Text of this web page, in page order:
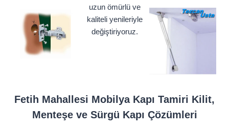
uzun ömürlü ve
kaliteli yenileriyle
değiştiriyoruz.
Fetih Mahallesi Mobilya Kapı Tamiri Kilit,
Menteşe ve Sürgü Kapı Çözümleri